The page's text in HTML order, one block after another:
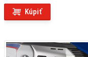
Kúpiť